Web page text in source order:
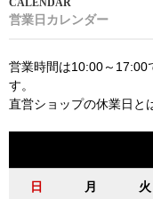
営業日カレンダー
営業時間は10:00～17:00
す。
直営ショップの休業日と
日 月 火